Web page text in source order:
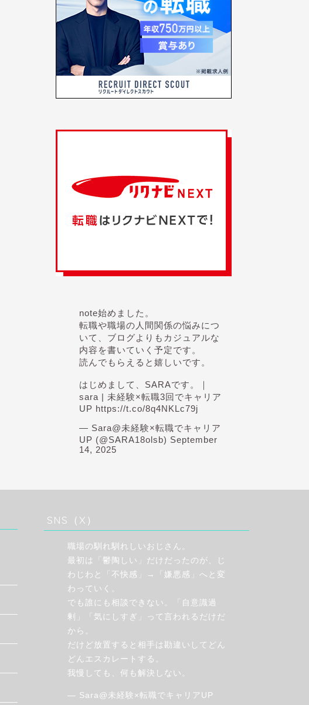
note始めました。
転職や職場の人間関係の悩みにつ
いて、ブログよりもカジュアルな
内容を書いていく予定です。
読んでもらえると嬉しいです。
はじめまして、SARAです。｜
sara | 未経験×転職3回でキャリア
UP https://t.co/8q4NKLc79j
— Sara@未経験×転職でキャリア
UP (@SARA18olsb) September
14, 2025
SNS（X）
職場の馴れ馴れしいおじさん。
最初は「鬱陶しい」だけだったのが、じ
わじわと「不快感」→「嫌悪感」へと変
わっていく。
でも誰にも相談できない。「自意識過
剰」「気にしすぎ」って言われるだけだ
から。
だけど放置すると相手は勘違いしてどん
どんエスカレートする。
我慢しても、何も解決しない。
— Sara@未経験×転職でキャリアUP